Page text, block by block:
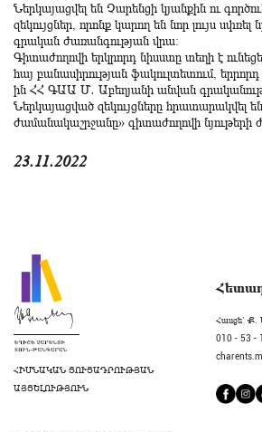
Ներկայացվել են Չարենցի կյանքին ու
զեկույցներ, որոնք կարող են նոր լույս
գրական ժառանգության վրա։
Գիտաժողովի երկրորդ նիսստը տեղի է
հայ բանասիրության ֆակուլտետում, երրորդ
ին ՀՀ ԳԱԱ Մ․ Աբեղյանի անվան
Ներկայացված զեկույցները հրատարակվել
ժամանակաշրջանը» գիտաժողովի նյութերի
23.11.2022
ՀԻՄՆԱԿԱՆ ՑՈՒՑԱԴՐՈՒԹՅԱՆ
ԱՅՑԵԼՈՒԹՅՈՒՆ
Հասցե` Ք.
010 - 53 -